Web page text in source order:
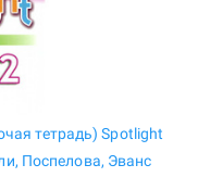
тетрадь) Spotlight
Поспелова, Эванс